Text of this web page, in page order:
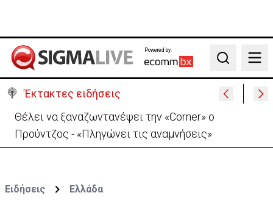
Powered by:
Search
Έκτακτες ειδήσεις
Θέλει να ξαναζωντανέψει την «Corner» o
Προύντζος - «Πληγώνει τις αναμνήσεις»
Ειδήσεις Ελλάδα